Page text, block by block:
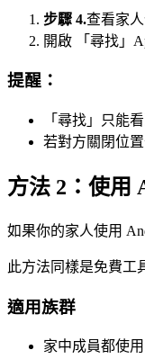
步驟 4.查看家
開啟 「尋找」
提醒：
「尋找」只能
若對方關閉位
方法 2：使用
如果你的家人使用
此方法同樣是免費工
適用族群
家中成員都使